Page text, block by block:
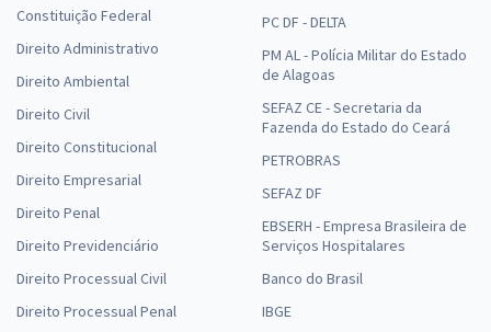
Constituição Federal
Direito Administrativo
Direito Ambiental
Direito Civil
Direito Constitucional
Direito Empresarial
Direito Penal
Direito Previdenciário
Direito Processual Civil
Direito Processual Penal
PC DF - DELTA
PM AL - Polícia Militar do Estado
de Alagoas
SEFAZ CE - Secretaria da
Fazenda do Estado do Ceará
PETROBRAS
SEFAZ DF
EBSERH - Empresa Brasileira de
Serviços Hospitalares
Banco do Brasil
IBGE